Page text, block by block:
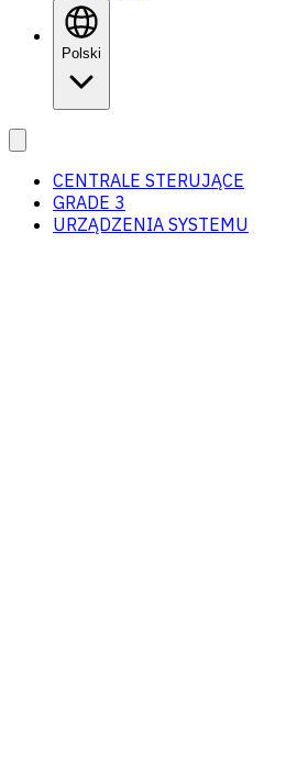
Polski
CENTRALE STERUJĄCE
GRADE 3
URZĄDZENIA SYSTEMU